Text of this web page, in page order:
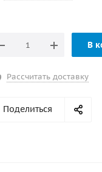
В
Рассчитать доставку
Поделиться